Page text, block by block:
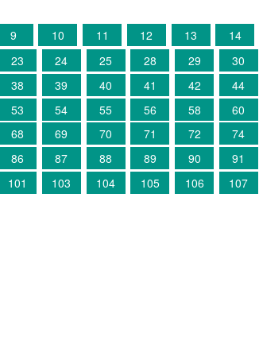
9 10 11 12 13 14
23 24 25 28 29 30
38 39 40 41 42 44
53 54 55 56 58 60
68 69 70 71 72 74
86 87 88 89 90 91
101 103 104 105 106 107